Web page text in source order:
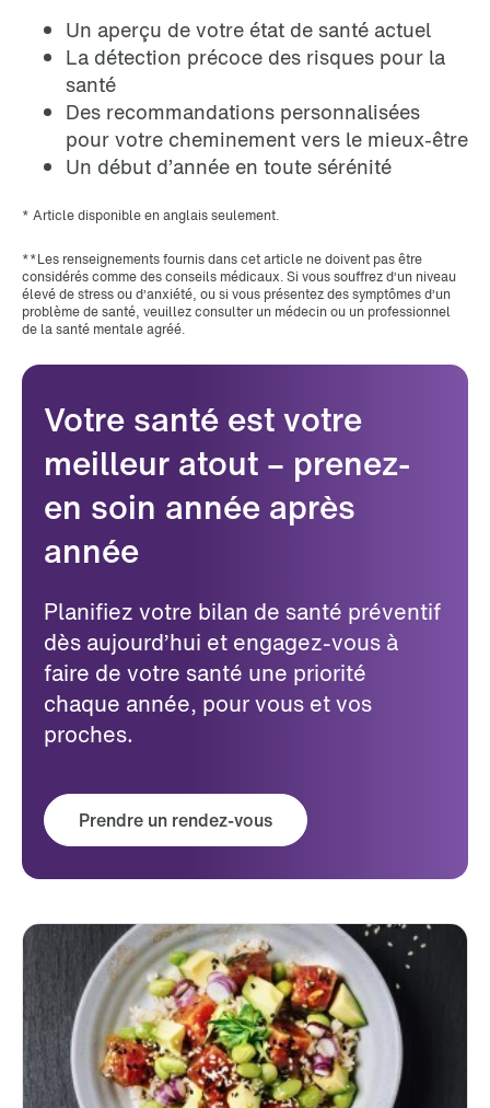
Un aperçu de votre état de santé actuel
La détection précoce des risques pour la
santé
Des recommandations personnalisées
pour votre cheminement vers le mieux-être
Un début d’année en toute sérénité
* Article disponible en anglais seulement.
**Les renseignements fournis dans cet article ne doivent pas être
considérés comme des conseils médicaux. Si vous souffrez d’un niveau
élevé de stress ou d’anxiété, ou si vous présentez des symptômes d’un
problème de santé, veuillez consulter un médecin ou un professionnel
de la santé mentale agréé.
Votre santé est votre
meilleur atout – prenez-
en soin année après
année
Planifiez votre bilan de santé préventif
dès aujourd’hui et engagez-vous à
faire de votre santé une priorité
chaque année, pour vous et vos
proches.
Prendre un rendez-vous